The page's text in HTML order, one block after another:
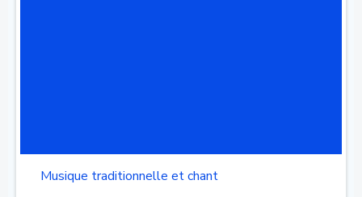
Musique traditionnelle et chant